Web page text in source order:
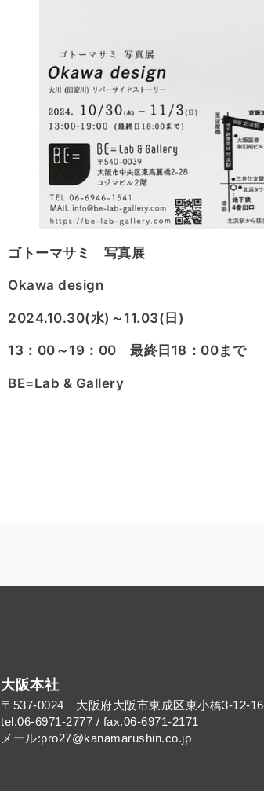
ゴトーマサミ 写真展
Okawa design
2024.10.30(水)～11.03(日)
13：00～19：00 最終日18：00まで
BE=Lab & Gallery
大阪本社
〒537-0024 大阪府大阪市東成区東小橋3-12-16
tel.06-6971-2777 / fax.06-6971-2171
メール:pro27@kanamarushin.co.jp​